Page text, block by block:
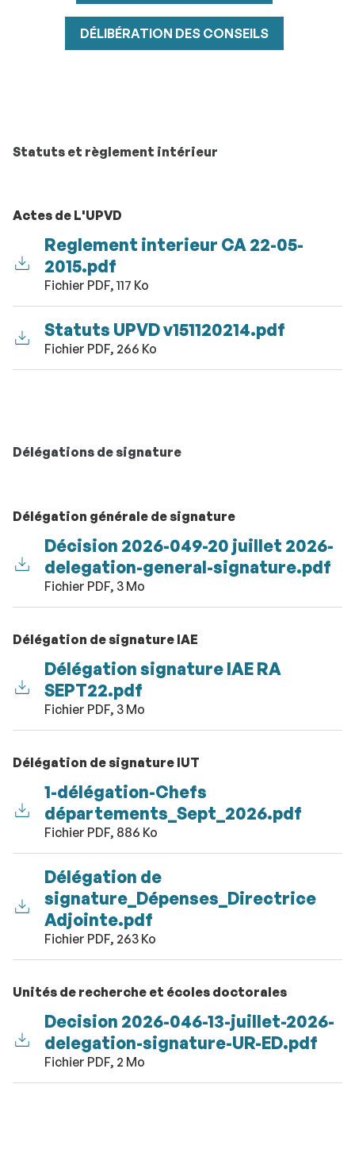
DÉLIBÉRATION DES CONSEILS
Statuts et règlement intérieur
Actes de L'UPVD
Reglement interieur CA 22-05-
2015.pdf
Fichier PDF, 117 Ko
Statuts UPVD v151120214.pdf
Fichier PDF, 266 Ko
Délégations de signature
Délégation générale de signature
Décision 2026-049-20 juillet 2026-
delegation-general-signature.pdf
Fichier PDF, 3 Mo
Délégation de signature IAE
Délégation signature IAE RA
SEPT22.pdf
Fichier PDF, 3 Mo
Délégation de signature IUT
1-délégation-Chefs
départements_Sept_2026.pdf
Fichier PDF, 886 Ko
Délégation de
signature_Dépenses_Directrice
Adjointe.pdf
Fichier PDF, 263 Ko
Unités de recherche et écoles doctorales
Decision 2026-046-13-juillet-2026-
delegation-signature-UR-ED.pdf
Fichier PDF, 2 Mo